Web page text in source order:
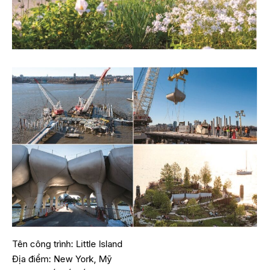
Tên công trình: Little Island
Địa điểm: New York, Mỹ